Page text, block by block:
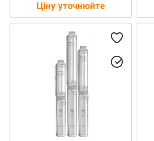
Ціну уточнюйте